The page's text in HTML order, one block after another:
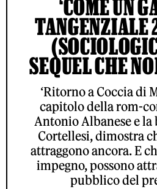
‘COME UN
TANGENZIALE
SEQUEL CHE
‘Ritorno a Coccia di
capitolo della rom-
Antonio Albanese e la
Cortellesi, dimostra
attraggono ancora. E
impegno, possono
pubblico del